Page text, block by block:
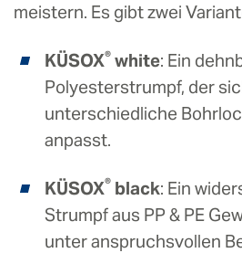
meistern. Es gibt zwei
KÜSOX® white: Ein
Polyesterstrumpf, der
unterschiedliche
anpasst.
KÜSOX® black: Ein
Strumpf aus PP & PE
unter anspruchsvollen